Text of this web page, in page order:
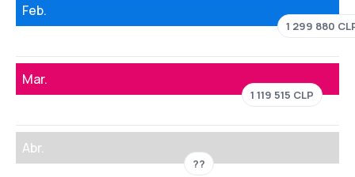
Feb.
1 299 880
Mar.
1 119 515 CLP
Abr.
??